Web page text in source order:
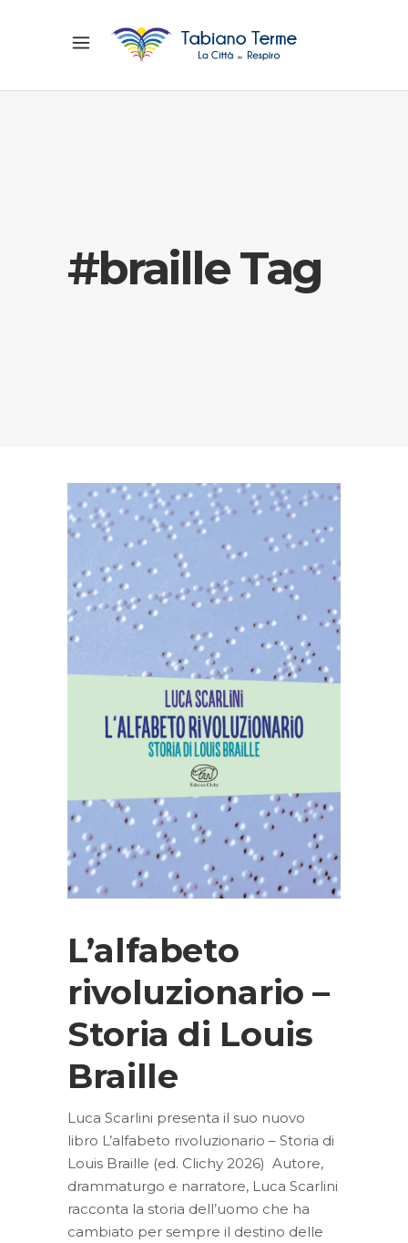
#braille Tag
L’alfabeto
rivoluzionario –
Storia di Louis
Braille
Luca Scarlini presenta il suo nuovo
libro L’alfabeto rivoluzionario – Storia di
Louis Braille (ed. Clichy 2026) Autore,
drammaturgo e narratore, Luca Scarlini
racconta la storia dell’uomo che ha
cambiato per sempre il destino delle